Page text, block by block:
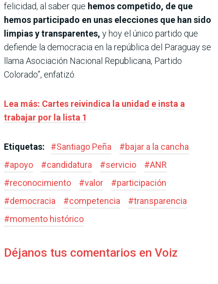
felicidad, al saber que hemos competido, de que
hemos participado en unas elecciones que han sido
limpias y transparentes, y hoy el único partido que
defiende la democracia en la república del Paraguay se
llama Asociación Nacional Republicana, Partido
Colorado”, enfatizó.
Lea más: Cartes reivindica la unidad e insta a
trabajar por la lista 1
Etiquetas: #Santiago Peña #bajar a la cancha
#apoyo #candidatura #servicio #ANR
#reconocimiento #valor #participación
#democracia #competencia #transparencia
#momento histórico
Déjanos tus comentarios en Voiz